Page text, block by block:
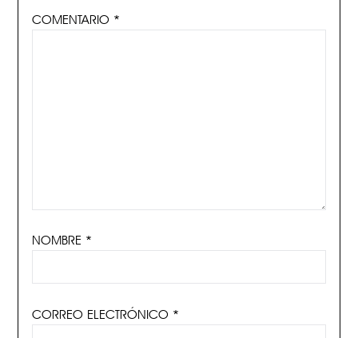
COMENTARIO *
NOMBRE *
CORREO ELECTRÓNICO *